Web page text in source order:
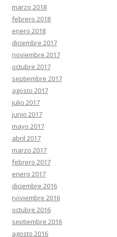
marzo 2018
febrero 2018
enero 2018
diciembre 2017
noviembre 2017
octubre 2017
septiembre 2017
agosto 2017
julio 2017
junio 2017
mayo 2017
abril 2017
marzo 2017
febrero 2017
enero 2017
diciembre 2016
noviembre 2016
octubre 2016
septiembre 2016
agosto 2016